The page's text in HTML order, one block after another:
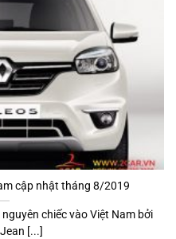
cập nhật tháng 8/2019
chiếc vào Việt Nam bởi
[...]